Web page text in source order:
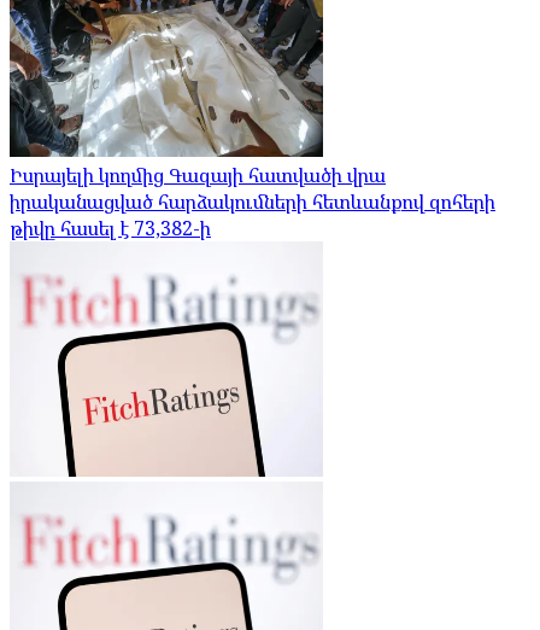
Իսրայելի կողմից Գազայի հատվածի վրա
իրականացված հարձակումների հետևանքով զոհերի
թիվը հասել է 73,382-ի